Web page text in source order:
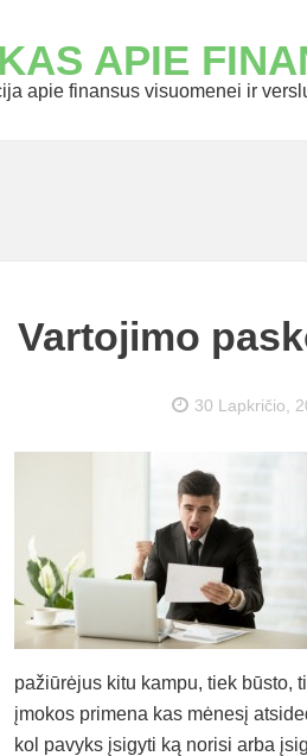
APIE
apie finansus visuomenei ir
Vartojimo
30 Lapkričio,
pažiūrėjus kitu kampu, tiek būsto,
įmokos primena kas mėnesį
kol pavyks įsigyti ką norisi arba